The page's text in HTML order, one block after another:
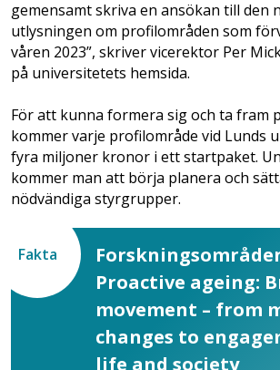
gemensamt skriva en ansökan till den
utlysningen om profilområden som
våren 2023”, skriver vicerektor Per
på universitetets hemsida.
För att kunna formera sig och ta fram
kommer varje profilområde vid Lunds
fyra miljoner kronor i ett startpaket.
kommer man att börja planera och
nödvändiga styrgrupper.
Fakta
Proactive ageing:
movement – from
changes to
life and society